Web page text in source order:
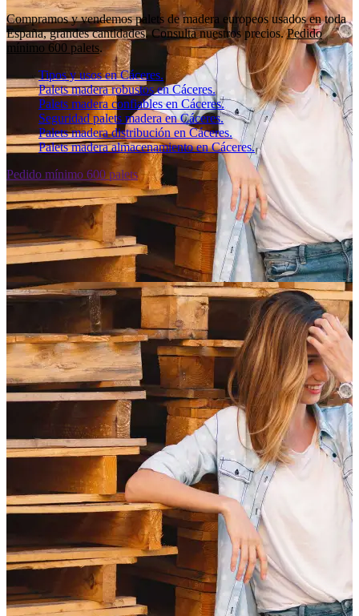
Compramos y vendemos palets de madera europeos usados en toda
España, grandes cantidades. Consulta nuestros precios.Pedido
mínimo 600 palets.
Tipos y usos en Cáceres.
Palets madera robustos en Cáceres.
Palets madera confiables en Cáceres.
Seguridad palets madera en Cáceres.
Palets madera distribución en Cáceres.
Palets madera almacenamiento en Cáceres.
Pedido mínimo 600 palets